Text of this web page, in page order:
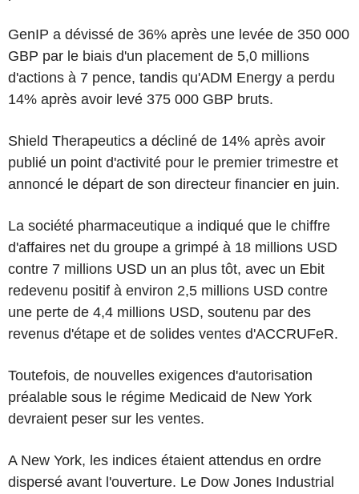
GenIP a dévissé de 36% après une levée de 350 000
GBP par le biais d'un placement de 5,0 millions
d'actions à 7 pence, tandis qu'ADM Energy a perdu
14% après avoir levé 375 000 GBP bruts.
Shield Therapeutics a décliné de 14% après avoir
publié un point d'activité pour le premier trimestre et
annoncé le départ de son directeur financier en juin.
La société pharmaceutique a indiqué que le chiffre
d'affaires net du groupe a grimpé à 18 millions USD
contre 7 millions USD un an plus tôt, avec un Ebit
redevenu positif à environ 2,5 millions USD contre
une perte de 4,4 millions USD, soutenu par des
revenus d'étape et de solides ventes d'ACCRUFeR.
Toutefois, de nouvelles exigences d'autorisation
préalable sous le régime Medicaid de New York
devraient peser sur les ventes.
A New York, les indices étaient attendus en ordre
dispersé avant l'ouverture. Le Dow Jones Industrial